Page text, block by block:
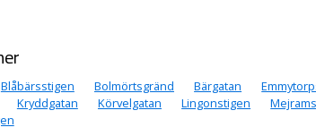
Blåbärsstigen Bolmörtsgränd Bärgatan
Kryddgatan Körvelgatan Lingonstigen